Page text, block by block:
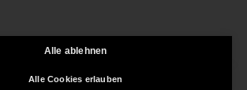
Alle ablehnen
Alle Cookies erlauben